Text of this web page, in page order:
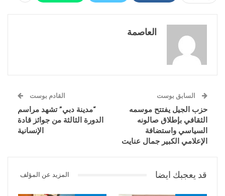
العاصمة
السابق بوست
حزب الجيل يفتتح موسمه
الثقافي بإطلاق صالونه
السياسي واستضافة
الإعلامي الكبير جمال عنايت
القادم بوست
“مدينة دبي” تشهد مراسم
الدورة الثالثة من جوائز قادة
الإنسانية
قد يعجبك ايضا المزيد عن المؤلف